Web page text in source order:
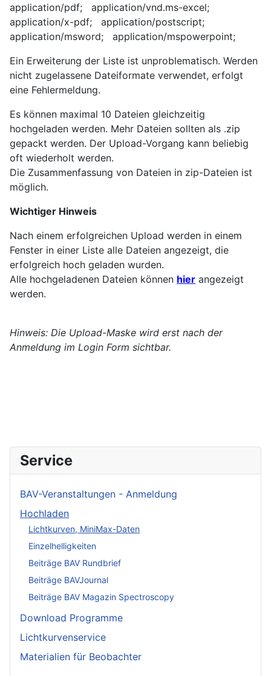
application/pdf; application/vnd.ms-excel;
application/x-pdf; application/postscript;
application/msword; application/mspowerpoint;
Ein Erweiterung der Liste ist unproblematisch. Werden
nicht zugelassene Dateiformate verwendet, erfolgt
eine Fehlermeldung.
Es können maximal 10 Dateien gleichzeitig
hochgeladen werden. Mehr Dateien sollten als .zip
gepackt werden. Der Upload-Vorgang kann beliebig
oft wiederholt werden.
Die Zusammenfassung von Dateien in zip-Dateien ist
möglich.
Wichtiger Hinweis
Nach einem erfolgreichen Upload werden in einem
Fenster in einer Liste alle Dateien angezeigt, die
erfolgreich hoch geladen wurden.
Alle hochgeladenen Dateien können hier angezeigt
werden.
Hinweis: Die Upload-Maske wird erst nach der
Anmeldung im Login Form sichtbar.
Service
BAV-Veranstaltungen - Anmeldung
Hochladen
Lichtkurven, MiniMax-Daten
Einzelhelligkeiten
Beiträge BAV Rundbrief
Beiträge BAVJournal
Beiträge BAV Magazin Spectroscopy
Download Programme
Lichtkurvenservice
Materialien für Beobachter